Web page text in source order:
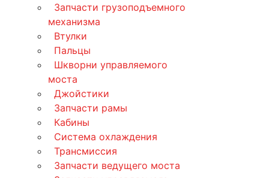
Запчасти грузоподъемного
механизма
Втулки
Пальцы
Шкворни управляемого
моста
Джойстики
Запчасти рамы
Кабины
Система охлаждения
Трансмиссия
Запчасти ведущего моста